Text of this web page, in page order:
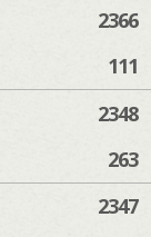
2366
111
2348
263
2347